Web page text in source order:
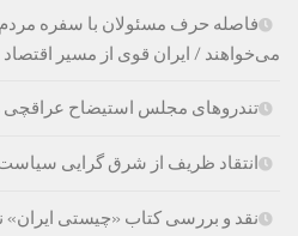
فاصله حرف مسئولان با سفره مردم
می‌خواهند / ایران قوی از مسیر
تندروهای مجلس استیضاح عراقچی
انتقاد ظریف از شرق گرایی
نقد و بررسی کتاب «چیستی ایران»